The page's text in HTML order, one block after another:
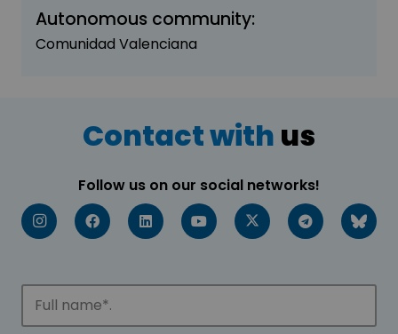
Autonomous community:
Comunidad Valenciana
Contact with us
Follow us on our social networks!